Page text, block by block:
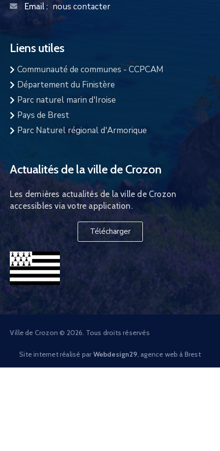
Email : nous contacter
Liens utiles
Communauté de communes - CCPCAM
Département du Finistère
Parc naturel marin d'Iroise
Pays de Brest
Parc Naturel régional d'Armorique
Actualités de la ville de Crozon
Les dernières actualités de la ville de Crozon
accessibles via votre application.
Télécharger
Ville de Crozon © 2026. Tous droits réservés
Site internet réalisé par Webdesign29 , agence web à Brest